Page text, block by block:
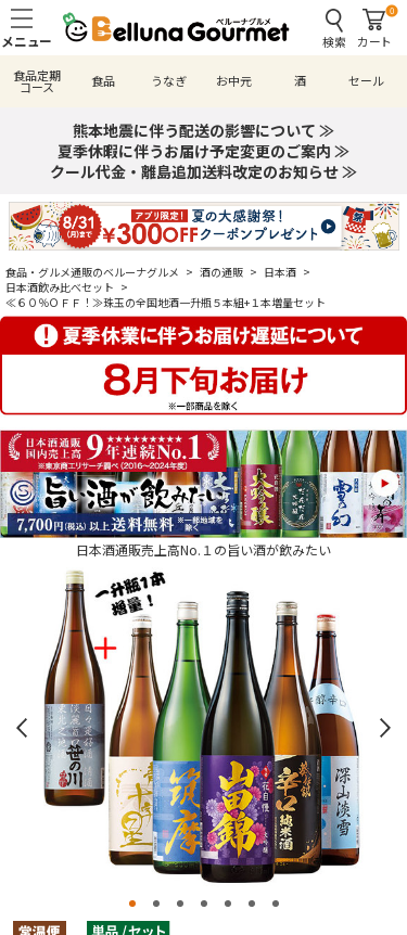
検索
0
カート
食品定期
コース 食品 うなぎ お中元 酒 セール
熊本地震に伴う配送の影響について ≫
夏季休暇に伴うお届け予定変更のご案内 ≫
クール代金・離島追加送料改定のお知らせ ≫
食品・グルメ通販のベルーナグルメ > 酒の通販 > 日本酒 >
日本酒飲み比べセット >
≪６０％ＯＦＦ！≫珠玉の全国地酒一升瓶５本組+１本増量セット
日本酒通販売上高No.１の旨い酒が飲みたい